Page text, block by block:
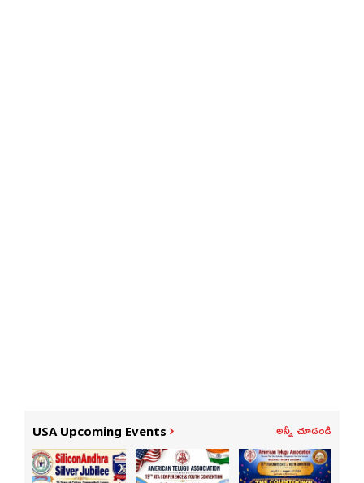
USA Upcoming Events అన్నీ చూడండి